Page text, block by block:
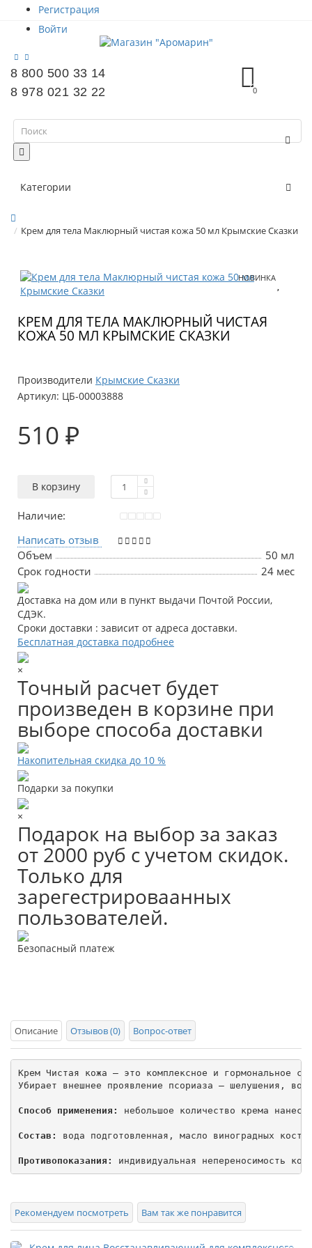
Регистрация
Войти
8 800 500 33 14
8 978 021 32 22
0
Категории
Крем для тела Маклюрный чистая кожа 50 мл Крымские Сказки
НОВИНКА
КРЕМ ДЛЯ ТЕЛА МАКЛЮРНЫЙ ЧИСТАЯ
КОЖА 50 МЛ КРЫМСКИЕ СКАЗКИ
Производители Крымские Сказки
Артикул: ЦБ-00003888
510 ₽
В корзину
Наличие:
Написать отзыв
Объем
50 мл
Срок годности
24 мес
Доставка на дом или в пункт выдачи Почтой России,
СДЭК.
Сроки доставки : зависит от адреса доставки.
Бесплатная доставка подробнее
×
Точный расчет будет
произведен в корзине при
выборе способа доставки
Накопительная скидка до 10 %
Подарки за покупки
×
Подарок на выбор за заказ
от 2000 руб с учетом скидок.
Только для
зарегестрироваанных
пользователей.
Безопасный платеж
Описание Отзывов (0) Вопрос-ответ
Крем Чистая кожа — это комплексное и гормональное
Убирает внешнее проявление псориаза – шелушения,
Способ применения: небольшое количество крема
Состав: вода подготовленная, масло виноградных
Противопоказания:
Рекомендуем посмотреть Вам так же понравится